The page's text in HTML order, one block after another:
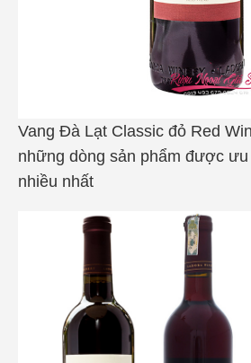
Vang Đà Lạt Classic đỏ Red
những dòng sản phẩm được
nhiều nhất